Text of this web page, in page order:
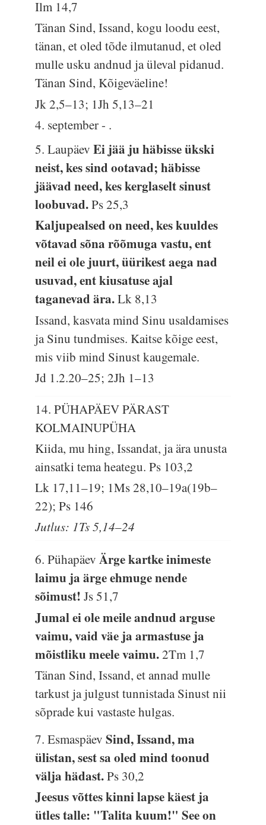
Ilm 14,7
Tänan Sind, Issand, kogu loodu eest,
tänan, et oled tõde ilmutanud, et oled
mulle usku andnud ja üleval pidanud.
Tänan Sind, Kõigeväeline!
Jk 2,5–13; 1Jh 5,13–21
4. september - .
5. LaupäevEi jää ju häbisse ükski
neist, kes sind ootavad; häbisse
jäävad need, kes kerglaselt sinust
loobuvad.Ps 25,3
Kaljupealsed on need, kes kuuldes
võtavad sõna rõõmuga vastu, ent
neil ei ole juurt, üürikest aega nad
usuvad, ent kiusatuse ajal
taganevad ära.Lk 8,13
Issand, kasvata mind Sinu usaldamises
ja Sinu tundmises. Kaitse kõige eest,
mis viib mind Sinust kaugemale.
Jd 1.2.20–25; 2Jh 1–13
14. PÜHAPÄEV PÄRAST
KOLMAINUPÜHA
Kiida, mu hing, Issandat, ja ära unusta
ainsatki tema heategu.Ps 103,2
Lk 17,11–19; 1Ms 28,10–19a(19b–
22); Ps 146
Jutlus: 1Ts 5,14–24
6. PühapäevÄrge kartke inimeste
laimu ja ärge ehmuge nende
sõimust!Js 51,7
Jumal ei ole meile andnud arguse
vaimu, vaid väe ja armastuse ja
mõistliku meele vaimu.2Tm 1,7
Tänan Sind, Issand, et annad mulle
tarkust ja julgust tunnistada Sinust nii
sõprade kui vastaste hulgas.
7. EsmaspäevSind, Issand, ma
ülistan, sest sa oled mind toonud
välja hädast.Ps 30,2
Jeesus võttes kinni lapse käest ja
ütles talle: "Talita kuum!" See on